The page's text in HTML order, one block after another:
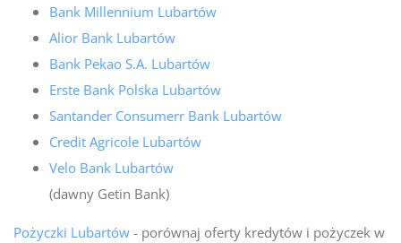
Bank Millennium Lubartów
Alior Bank Lubartów
Bank Pekao S.A. Lubartów
Erste Bank Polska Lubartów
Santander Consumerr Bank Lubartów
Credit Agricole Lubartów
Velo Bank Lubartów
(dawny Getin Bank)
Pożyczki Lubartów- porównaj oferty kredytów i pożyczek w